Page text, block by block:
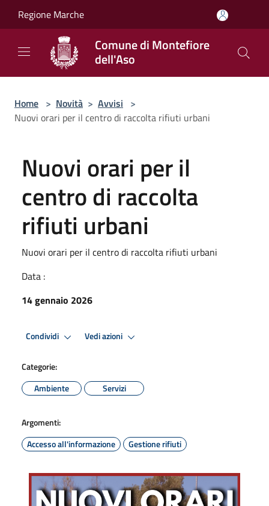
Regione Marche
Comune di Montefiore
dell'Aso
Home > Novità > Avvisi >
Nuovi orari per il centro di raccolta rifiuti urbani
Nuovi orari per il
centro di raccolta
rifiuti urbani
Nuovi orari per il centro di raccolta rifiuti urbani
Data :
14 gennaio 2026
Condividi Vedi azioni
Categorie:
Ambiente
Servizi
Argomenti:
Accesso all'informazione
Gestione rifiuti